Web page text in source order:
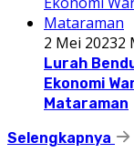
2 Mei 20232
Lurah
Ekonomi
Mataraman
Selengkapnya